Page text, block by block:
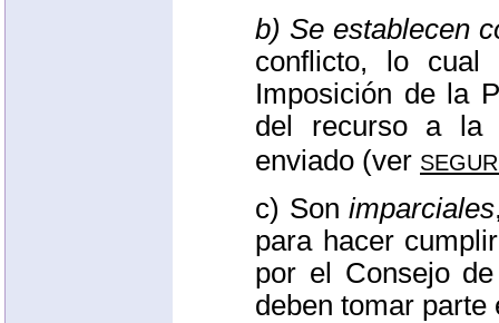
b) Se establecen
conflicto, lo cual
Imposición de la
del recurso a la
enviado (ver
c) Sonimparciales
para hacer
por el Consejo
deben tomar parte